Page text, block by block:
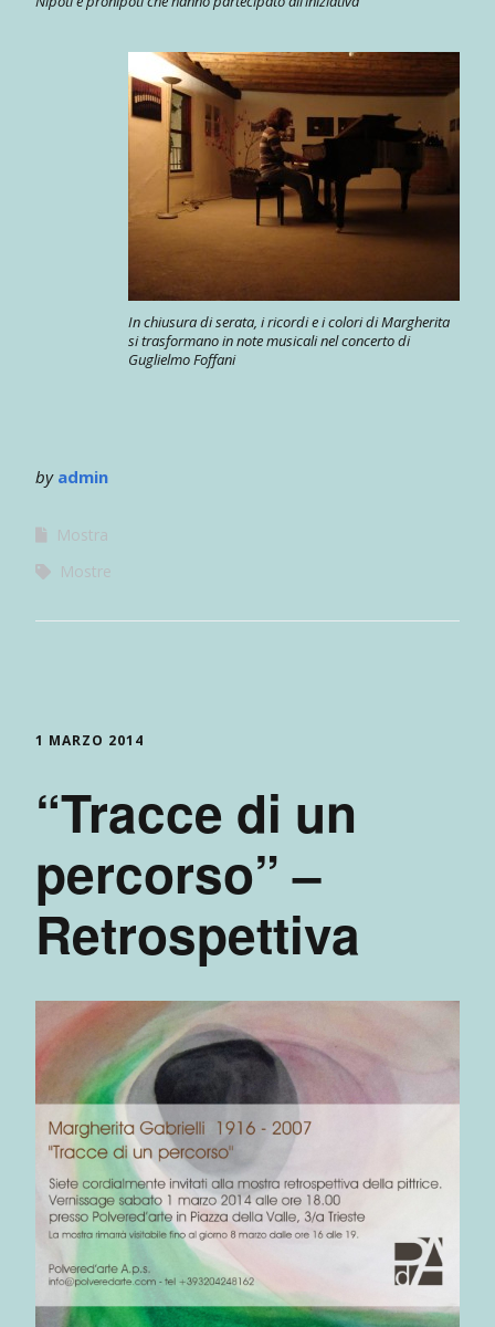
In chiusura di serata, i ricordi e i colori di Margherita
si trasformano in note musicali nel concerto di
Guglielmo Foffani
by admin
Mostra
Mostre
1 MARZO 2014
“Tracce di un
percorso” –
Retrospettiva